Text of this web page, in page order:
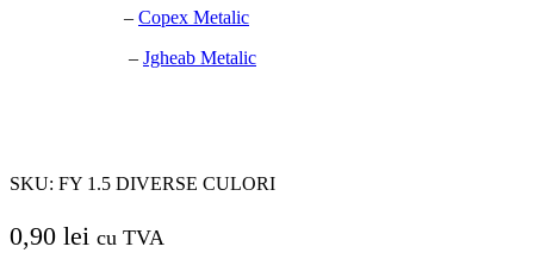
– Copex Metalic
– Jgheab Metalic
SKU: FY 1.5 DIVERSE CULORI
0,90 lei cu TVA